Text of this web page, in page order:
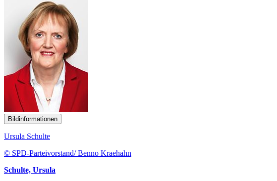
Bildinformationen
Ursula Schulte
© SPD-Parteivorstand/ Benno Kraehahn
Schulte, Ursula